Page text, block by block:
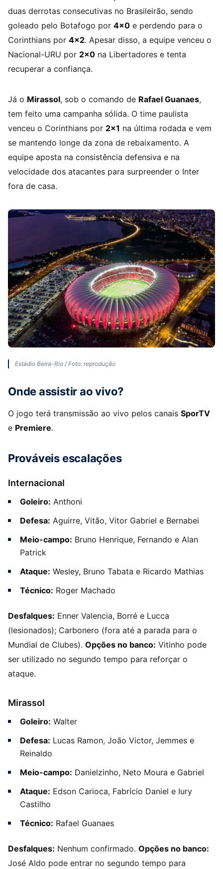
duas derrotas consecutivas no Brasileirão, sendo
goleado pelo Botafogo por 4×0 e perdendo para o
Corinthians por 4×2. Apesar disso, a equipe venceu o
Nacional-URU por 2×0 na Libertadores e tenta
recuperar a confiança.
Já o Mirassol, sob o comando de Rafael Guanaes,
tem feito uma campanha sólida. O time paulista
venceu o Corinthians por 2×1 na última rodada e vem
se mantendo longe da zona de rebaixamento. A
equipe aposta na consistência defensiva e na
velocidade dos atacantes para surpreender o Inter
fora de casa.
Estádio Beira-Rio / Foto: reprodução
Onde assistir ao vivo?
O jogo terá transmissão ao vivo pelos canais SporTV
e Premiere.
Prováveis escalações
Internacional
Goleiro: Anthoni
Defesa: Aguirre, Vitão, Vitor Gabriel e Bernabei
Meio-campo: Bruno Henrique, Fernando e Alan
Patrick
Ataque: Wesley, Bruno Tabata e Ricardo Mathias
Técnico: Roger Machado
Desfalques: Enner Valencia, Borré e Lucca
(lesionados); Carbonero (fora até a parada para o
Mundial de Clubes). Opções no banco: Vitinho pode
ser utilizado no segundo tempo para reforçar o
ataque.
Mirassol
Goleiro: Walter
Defesa: Lucas Ramon, João Victor, Jemmes e
Reinaldo
Meio-campo: Danielzinho, Neto Moura e Gabriel
Ataque: Edson Carioca, Fabrício Daniel e Iury
Castilho
Técnico: Rafael Guanaes
Desfalques: Nenhum confirmado. Opções no banco:
José Aldo pode entrar no segundo tempo para